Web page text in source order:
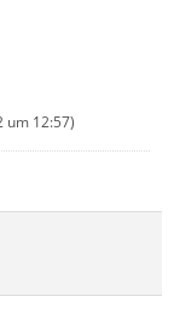
um 12:57)